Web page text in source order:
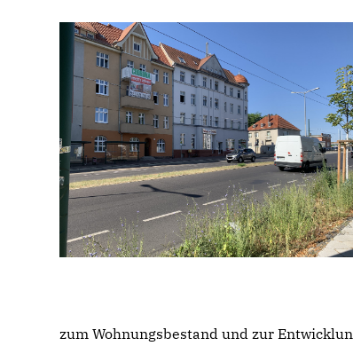
zum Wohnungsbestand und zur